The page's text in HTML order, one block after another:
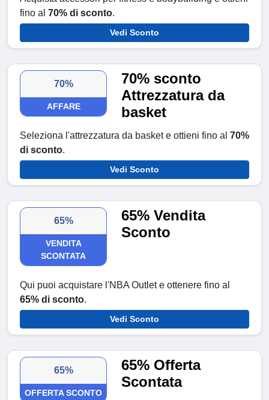
fino al 70% di sconto.
Vedi Sconto
70%
AFFARE
70% sconto
Attrezzatura da
basket
Seleziona l'attrezzatura da basket e ottieni fino al 70%
di sconto.
Vedi Sconto
65%
VENDITA
SCONTATA
65% Vendita
Sconto
Qui puoi acquistare l'NBA Outlet e ottenere fino al
65% di sconto.
Vedi Sconto
65%
OFFERTA SCONTO
65% Offerta
Scontata